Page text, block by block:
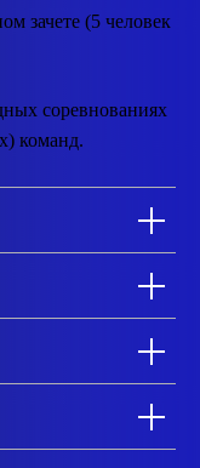
зачете (5 человек
соревнованиях
команд.